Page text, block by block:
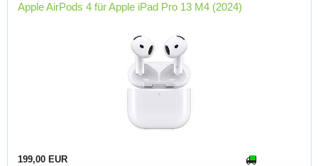
Apple AirPods 4 für Apple iPad Pro 13 M4 (2024)
199,00 EUR